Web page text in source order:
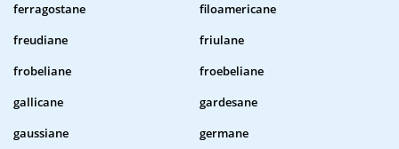
ferragostane
filoamericane
freudiane
friulane
frobeliane
froebeliane
gallicane
gardesane
gaussiane
germane